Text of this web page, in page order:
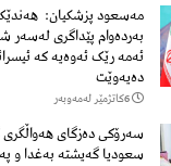
مەسعود پزشكیان:
بەردەوام پێداگری لەسەر
ئەمە رێک ئەوەیە کە
دەیەوێت
6كاتژمێر لەمەوبەر
سەرۆكی دەزگای
سعودیا گەیشتە بەغدا و